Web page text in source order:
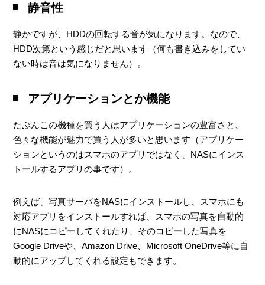
静音性
静かですが、HDDの回転する音が気になります。なので、
HDD次第という感じだと思います（何も書き込みをしてい
ない時は音は気になりません）。
アプリケーションとか機能
たぶんこの機種を買う人はアプリケーションの豊富さと、
色々な機能が魅力で買う人が多いと思います（アプリケー
ションというのはスマホのアプリではなく、NASにインス
トールするアプリの事です）。
例えば、写真サーバをNASにインストールし、スマホにも
対応アプリをインストールすれば、スマホの写真を自動的
にNASにコピーしてくれたり、そのコピーした写真を
Google Driveや、Amazon Drive、Microsoft OneDrive等に自
動的にアップしてくれる設定もできます。